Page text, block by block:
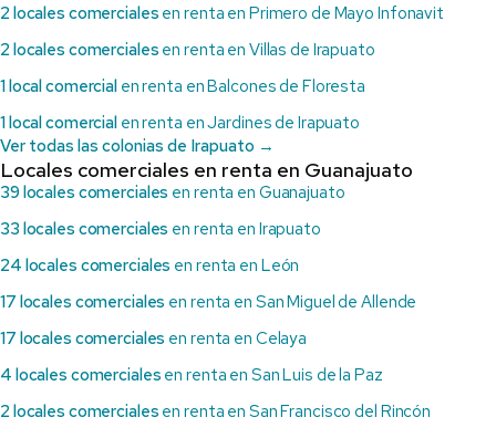
2 locales comerciales en renta en Primero de Mayo Infonavit
2 locales comerciales en renta en Villas de Irapuato
1 local comercialen renta en Balcones de Floresta
1 local comercialen renta en Jardines de Irapuato
Ver todas las colonias de Irapuato →
Locales comerciales en renta en Guanajuato
39 locales comerciales en renta en Guanajuato
33 locales comerciales en renta en Irapuato
24 locales comerciales en renta en León
17 locales comerciales en renta en San Miguel de Allende
17 locales comerciales en renta en Celaya
4 locales comerciales en renta en San Luis de la Paz
2 locales comerciales en renta en San Francisco del Rincón